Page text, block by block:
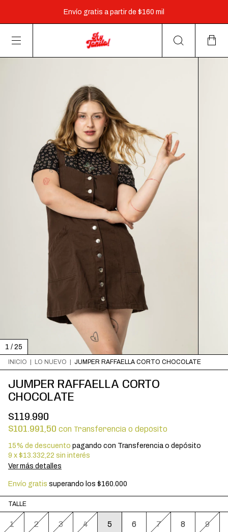
3 cuotas sin interés a partir de $60.000 y 6 cuotas a partir
de $160.000
1 / 25
INICIO | LO NUEVO | JUMPER RAFFAELLA CORTO CHOCOLATE
JUMPER RAFFAELLA CORTO
CHOCOLATE
$119.990
$101.991,50 con Transferencia o depósito
15% de descuento pagando con Transferencia o depósito
9 x $13.332,22 sin interés
Ver más detalles
Envío gratis superando los $160.000
TALLE
1 2 3 4 5 6 7 8 9